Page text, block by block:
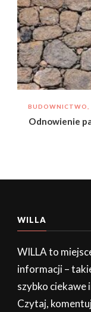
BUDOWNICTWO,
Odnowienie
WILLA
WILLA to
informacji –
szybko ciekawe
Czytaj,